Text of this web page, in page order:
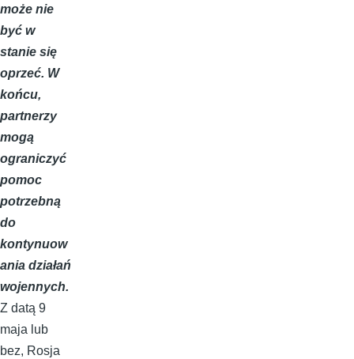
może nie
być w
stanie się
oprzeć. W
końcu,
partnerzy
mogą
ograniczyć
pomoc
potrzebną
do
kontynuow
ania działań
wojennych.
Z datą 9
maja lub
bez, Rosja